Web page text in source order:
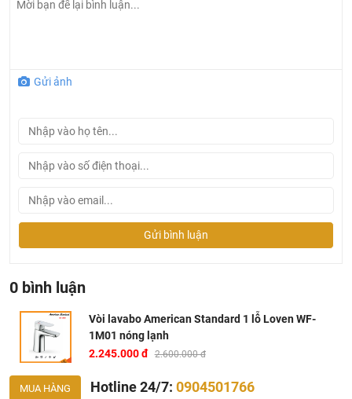
Gửi ảnh
Gửi bình luận
0 bình luận
Vòi lavabo American Standard 1 lỗ Loven WF-
1M01 nóng lạnh
2.245.000 đ 2.600.000 đ
MUA HÀNG Hotline 24/7: 0904501766